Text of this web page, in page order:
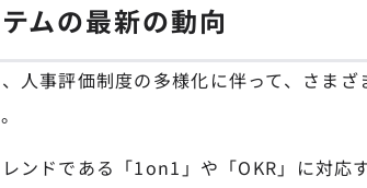
ムの最新の動向
人事評価制度の多様化に伴って、さま
ンドである「1on1」や「OKR」に対応